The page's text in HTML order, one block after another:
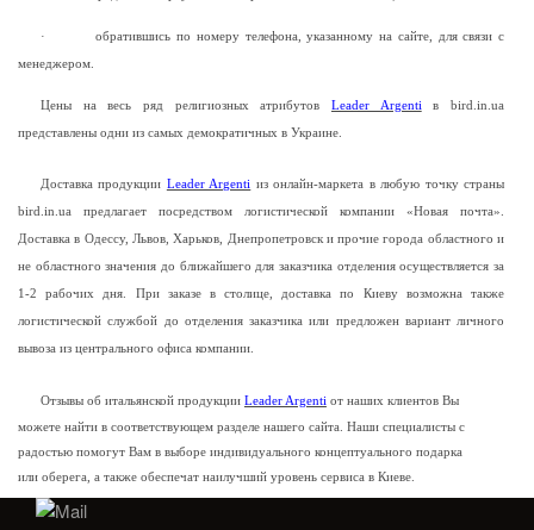
· обратившись по номеру телефона, указанному на сайте, для связи с
менеджером.
Цены на весь ряд религиозных атрибутов Leader Argenti вbird.in.ua
представлены одни из самых демократичных в Украине.
Доставка продукции Leader Argenti из онлайн-маркета в любую точку страны
bird.in.ua предлагает посредством логистической компании «Новая почта».
Доставка в Одессу, Львов, Харьков, Днепропетровск и прочие города областного и
не областного значения до ближайшего для заказчика отделения осуществляется за
1-2 рабочих дня. При заказе в столице, доставка по Киеву возможна также
логистической службой до отделения заказчика или предложен вариант личного
вывоза из центрального офиса компании.
Отзывы об итальянской продукции Leader Argenti от наших клиентов Вы
можете найти в соответствующем разделе нашего сайта. Наши специалисты с
радостью помогут Вам в выборе индивидуального концептуального подарка
или оберега, а также обеспечат наилучший уровень сервиса в Киеве.